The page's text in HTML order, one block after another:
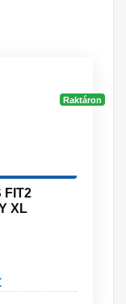
Raktáron
FIT2
XL